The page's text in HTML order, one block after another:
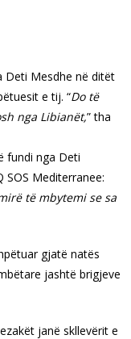
Deti Mesdhe në ditët
e tij. “Do të
nga Libianët,” tha
fundi nga Deti
SOS Mediterranee:
të mbytemi se sa
gjatë natës
jashtë brigjeve
janë skllevërit e